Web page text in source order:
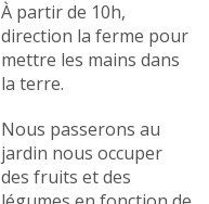
À partir de 10h,
direction la ferme pour
mettre les mains dans
la terre.
Nous passerons au
jardin nous occuper
des fruits et des